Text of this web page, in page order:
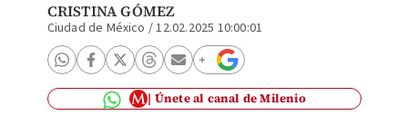
CRISTINA GÓMEZ
Ciudad de México /12.02.2025 10:00:01
Únete al canal de Milenio